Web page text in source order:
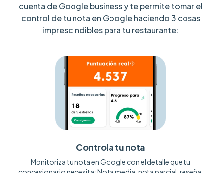
cuenta de Google business y te permite tomar el
control de tu nota en Google haciendo 3 cosas
imprescindibles para tu restaurante:
Controla tu nota
Monitoriza tu nota en Google con el detalle que tu